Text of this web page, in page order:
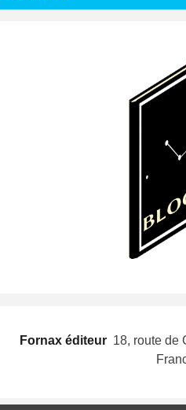
Fornax éditeur  18, route